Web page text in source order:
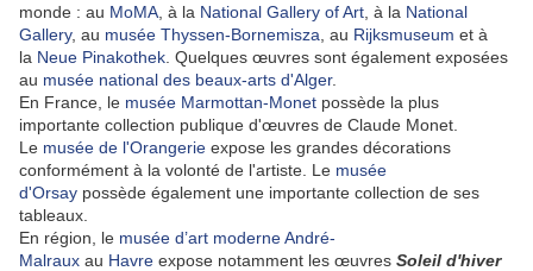
monde : au MoMA , à la National Gallery of Art , à la National
Gallery, au musée Thyssen-Bornemisza , au Rijksmuseum et à
la Neue Pinakothek . Quelques œuvres sont également exposées
au musée national des beaux-arts d'Alger.
En France, le musée Marmottan-Monet possède la plus
importante collection publique d'œuvres de Claude Monet.
Le musée de l'Orangerie expose les grandes décorations
conformément à la volonté de l'artiste. Le musée
d'Orsay possède également une importante collection de ses
tableaux.
En région, le musée d’art moderne André-
Malraux au Havre expose notamment les œuvres Soleil d'hiver